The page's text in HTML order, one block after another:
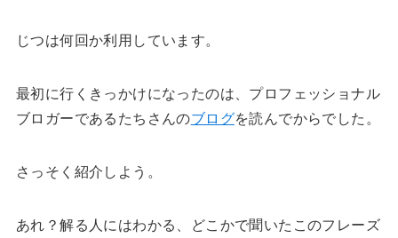
じつは何回か利用しています。
最初に行くきっかけになったのは、プロフェッショナル
ブロガーであるたちさんのブログを読んでからでした。
さっそく紹介しよう。
あれ？解る人にはわかる、どこかで聞いたこのフレーズ